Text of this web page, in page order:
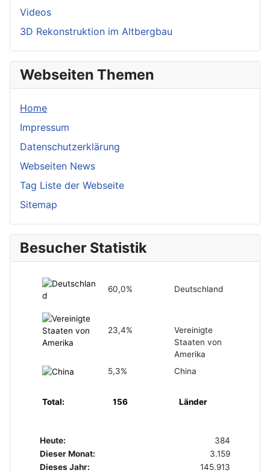
Videos
3D Rekonstruktion im Altbergbau
Webseiten Themen
Home
Impressum
Datenschutzerklärung
Webseiten News
Tag Liste der Webseite
Sitemap
Besucher Statistik
60,0% Deutschland
23,4%
Vereinigte
Staaten von
Amerika
5,3%
China
Total: 156 Länder
Heute:
384
Dieser Monat:
3.159
Dieses Jahr:
145.913